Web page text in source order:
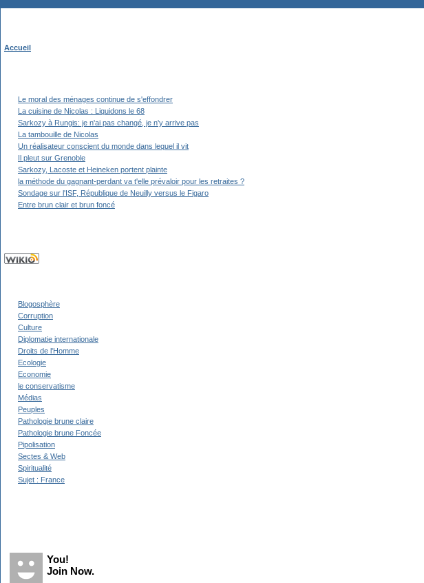
Accueil
Le moral des ménages continue de s'effondrer
La cuisine de Nicolas : Liquidons le 68
Sarkozy à Rungis: je n'ai pas changé, je n'y arrive pas
La tambouille de Nicolas
Un réalisateur conscient du monde dans lequel il vit
Il pleut sur Grenoble
Sarkozy, Lacoste et Heineken portent plainte
la méthode du gagnant-perdant va t'elle prévaloir pour les retraites ?
Sondage sur l'ISF, République de Neuilly versus le Figaro
Entre brun clair et brun foncé
Blogosphère
Corruption
Culture
Diplomatie internationale
Droits de l'Homme
Ecologie
Economie
le conservatisme
Médias
Peuples
Pathologie brune claire
Pathologie brune Foncée
Pipolisation
Sectes & Web
Spiritualité
Sujet : France
You!
Join Now.